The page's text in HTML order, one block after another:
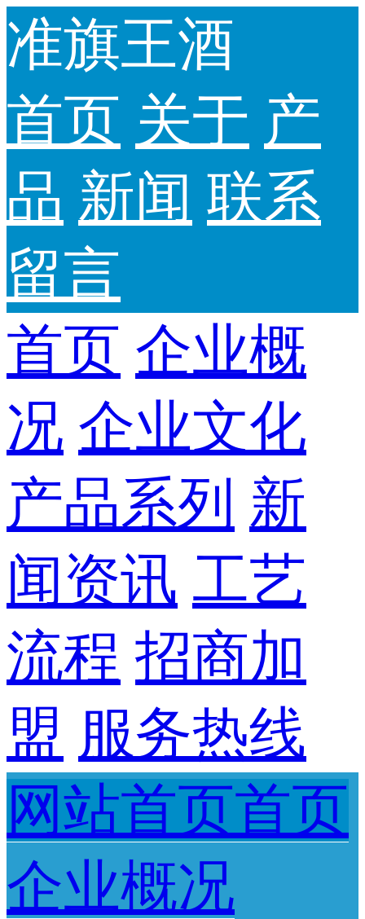
准旗王酒
首页 关于 产
品 新闻 联系
留言
首页 企业概
况 企业文化
产品系列 新
闻资讯 工艺
流程 招商加
盟 服务热线
网站首页首页
企业概况